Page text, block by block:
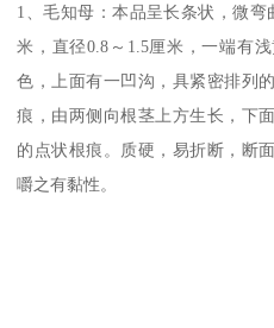
1、毛知母：本品呈长条状，微
米，直径0.8～1.5厘米，一端有
色，上面有一凹沟，具紧密排列
痕，由两侧向根茎上方生长，下
的点状根痕。质硬，易折断，断
嚼之有黏性。